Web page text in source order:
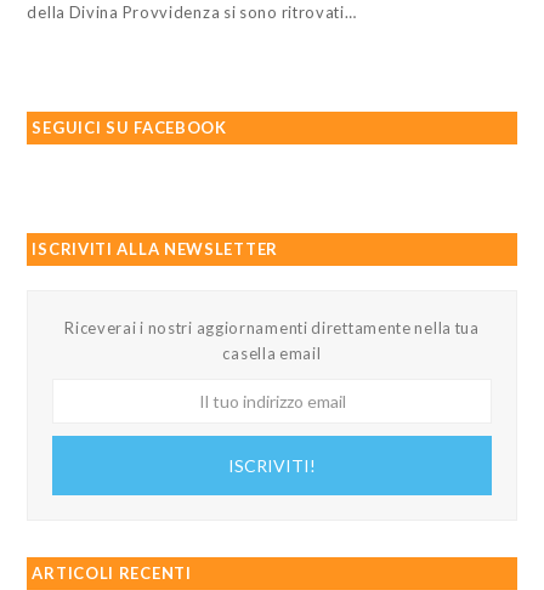
della Divina Provvidenza si sono ritrovati…
SEGUICI SU FACEBOOK
ISCRIVITI ALLA NEWSLETTER
Riceverai i nostri aggiornamenti direttamente nella tua
casella email
ISCRIVITI!
ARTICOLI RECENTI